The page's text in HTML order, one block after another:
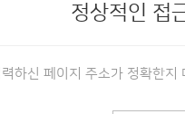
정상적인 접
력하신 페이지 주소가 정확한지